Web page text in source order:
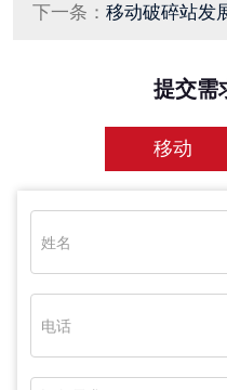
下一条： 移动破碎站发
提交需
移动